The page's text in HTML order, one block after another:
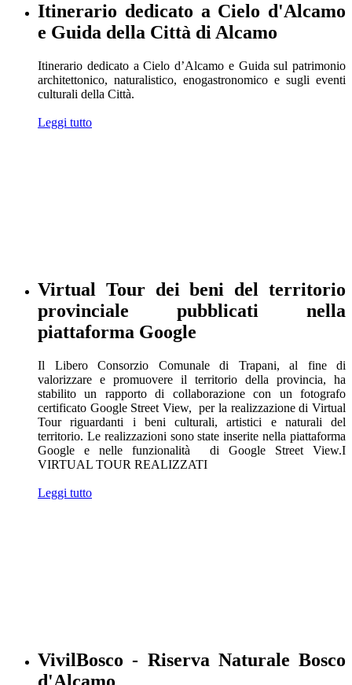
Itinerario dedicato a Cielo d'Alcamo
e Guida della Città di Alcamo
Itinerario dedicato a Cielo d’Alcamo e Guida sul patrimonio
architettonico, naturalistico, enogastronomico e sugli eventi
culturali della Città.
Leggi tutto
Virtual Tour dei beni del territorio
provinciale pubblicati nella
piattaforma Google
Il Libero Consorzio Comunale di Trapani, al fine di
valorizzare e promuovere il territorio della provincia, ha
stabilito un rapporto di collaborazione con un fotografo
certificato Google Street View, per la realizzazione di Virtual
Tour riguardanti i beni culturali, artistici e naturali del
territorio. Le realizzazioni sono state inserite nella piattaforma
Google e nelle funzionalità di Google Street View.I
VIRTUAL TOUR REALIZZATI
Leggi tutto
VivilBosco - Riserva Naturale Bosco